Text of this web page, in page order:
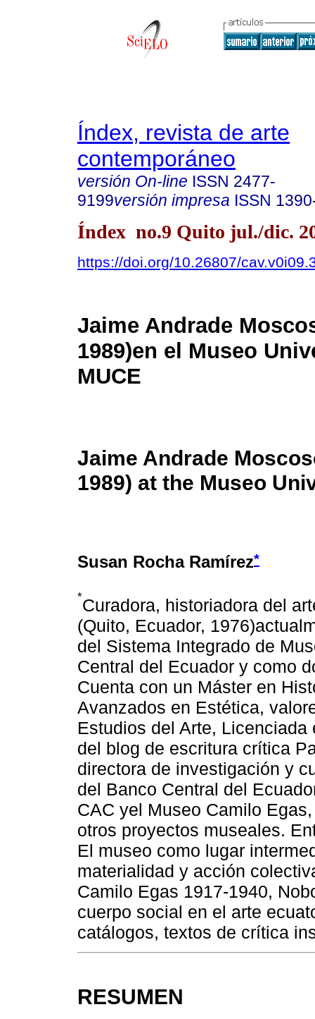
Índex, revista de arte
contemporáneo
versión On-line ISSN 2477-
9199versión impresa ISSN
Índex no.9 Quito jul./dic.
https://doi.org/10.26807/
Jaime Andrade
1989)en el Museo
MUCE
Jaime Andrade
1989) at the Museo
Susan Rocha Ramírez*
*Curadora, historiadora del
(Quito, Ecuador,
del Sistema Integrado de
Central del Ecuador y como
Cuenta con un Máster en
Avanzados en Estética,
Estudios del Arte,
del blog de escritura crítica
directora de investigación y
del Banco Central del
CAC yel Museo Camilo
otros proyectos museales.
El museo como lugar
materialidad y acción
Camilo Egas 1917-1940,
cuerpo social en el arte
catálogos, textos de crítica
RESUMEN